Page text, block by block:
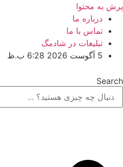
پرش به محتوا
درباره ما
تماس با ما
تبلیغات در شادمگ
5 آگوست 2026 6:28 ب.ظ
Search